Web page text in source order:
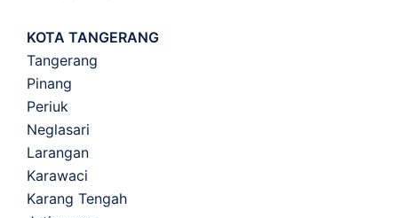
KOTA TANGERANG
Tangerang
Pinang
Periuk
Neglasari
Larangan
Karawaci
Karang Tengah